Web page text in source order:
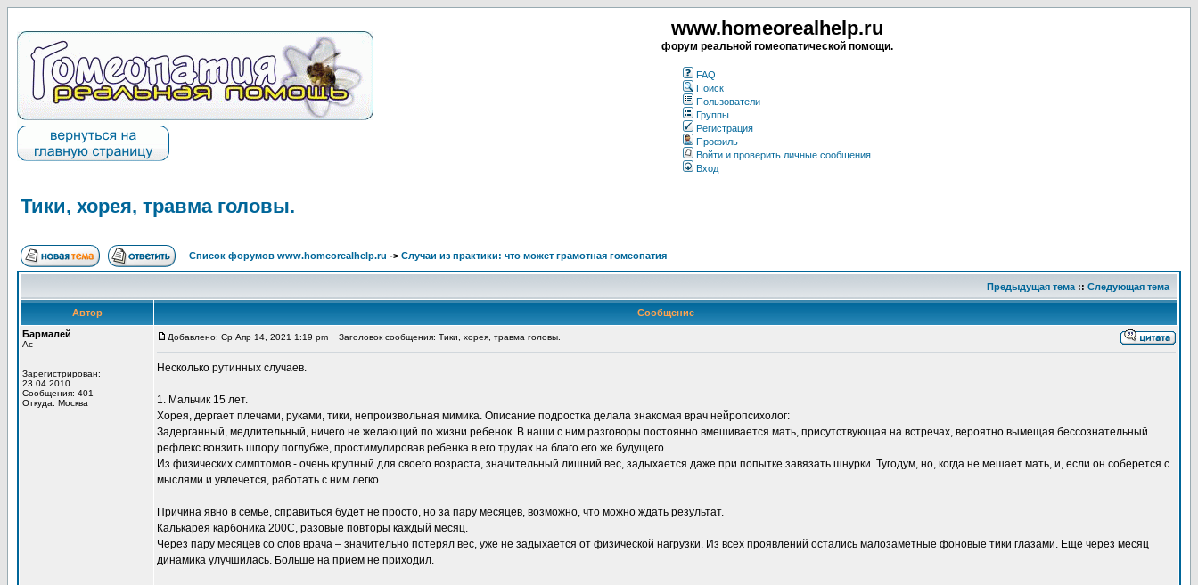
www.homeorealhelp.ru
форум реальной гомеопатической помощи.
FAQ
Поиск
Пользователи
Группы
Регистрация
Профиль
Войти и проверить личные сообщения
Вход
Тики, хорея, травма головы.
Список форумов www.homeorealhelp.ru -> Случаи из практики: что может грамотная гомеопатия
Предыдущая тема :: Следующая тема
Автор
Сообщение
Бармалей
Ас
Зарегистрирован:
23.04.2010
Сообщения: 401
Откуда: Москва
Добавлено: Ср Апр 14, 2021 1:19 pm Заголовок сообщения: Тики, хорея, травма головы.
Несколько рутинных случаев.
1. Мальчик 15 лет.
Хорея, дергает плечами, руками, тики, непроизвольная мимика. Описание подростка делала знакомая врач нейропсихолог:
Задерганный, медлительный, ничего не желающий по жизни ребенок. В наши с ним разговоры постоянно вмешивается мать, присутствующая на встречах, вероятно вымещая бессознательный
рефлекс вонзить шпору поглубже, простимулировав ребенка в его трудах на благо его же будущего.
Из физических симптомов - очень крупный для своего возраста, значительный лишний вес, задыхается даже при попытке завязать шнурки. Тугодум, но, когда не мешает мать, и, если он соберется с
мыслями и увлечется, работать с ним легко.
Причина явно в семье, справиться будет не просто, но за пару месяцев, возможно, что можно ждать результат.
Калькарея карбоника 200С, разовые повторы каждый месяц.
Через пару месяцев со слов врача – значительно потерял вес, уже не задыхается от физической нагрузки. Из всех проявлений остались малозаметные фоновые тики глазами. Еще через месяц
динамика улучшилась. Больше на прием не приходил.